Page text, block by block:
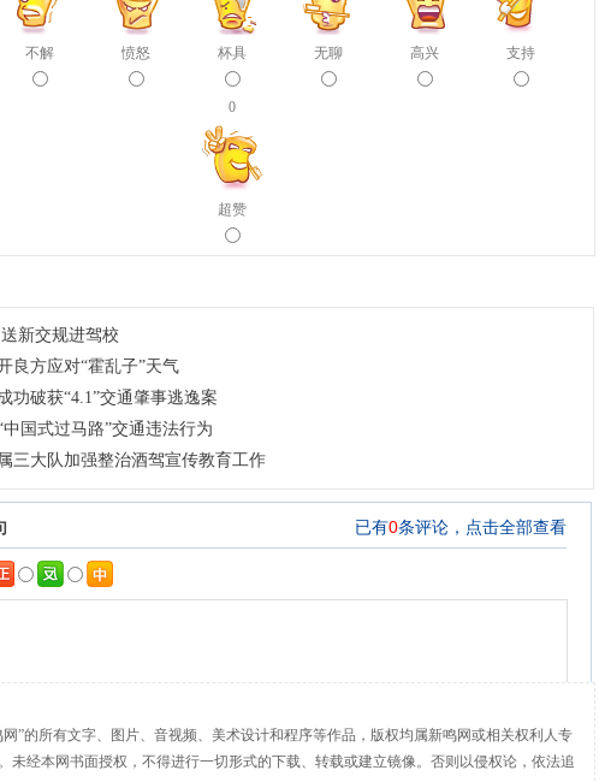
不解 愤怒 杯具 无聊 高兴 支持
0
超赞
新交规进驾校
良方应对“霍乱子”天气
功破获“4.1”交通肇事逃逸案
国式过马路”交通违法行为
三大队加强整治酒驾宣传教育工作
网”的所有文字、图片、音视频、美术设计和程序等作品，版权均属新鸣网或相关权利人专
未经本网书面授权，不得进行一切形式的下载、转载或建立镜像。否则以侵权论，依法追